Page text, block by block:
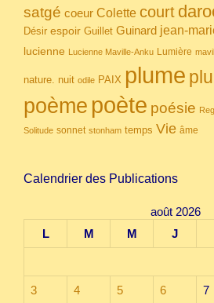
satgé coeur Colette court
Désir espoir Guillet Guinard jean-
lucienne Lucienne Maville-Anku Lumière
nature. nuit odile PAIX plume
poème poète poésie
Solitude sonnet stonham temps Vie âme
Calendrier des Publications
août 2026
L
M M J
3 4 5 6 7